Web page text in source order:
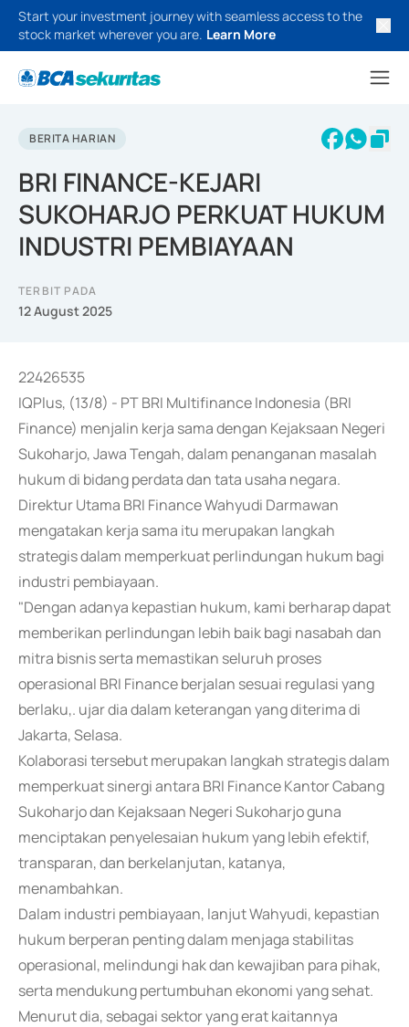
Start your investment journey with seamless access to the
stock market wherever you are. Learn More
BERITA HARIAN
BRI FINANCE-KEJARI
SUKOHARJO PERKUAT HUKUM
INDUSTRI PEMBIAYAAN
TERBIT PADA
12 August 2025
22426535
IQPlus, (13/8) - PT BRI Multifinance Indonesia (BRI
Finance) menjalin kerja sama dengan Kejaksaan Negeri
Sukoharjo, Jawa Tengah, dalam penanganan masalah
hukum di bidang perdata dan tata usaha negara.
Direktur Utama BRI Finance Wahyudi Darmawan
mengatakan kerja sama itu merupakan langkah
strategis dalam memperkuat perlindungan hukum bagi
industri pembiayaan.
"Dengan adanya kepastian hukum, kami berharap dapat
memberikan perlindungan lebih baik bagi nasabah dan
mitra bisnis serta memastikan seluruh proses
operasional BRI Finance berjalan sesuai regulasi yang
berlaku,. ujar dia dalam keterangan yang diterima di
Jakarta, Selasa.
Kolaborasi tersebut merupakan langkah strategis dalam
memperkuat sinergi antara BRI Finance Kantor Cabang
Sukoharjo dan Kejaksaan Negeri Sukoharjo guna
menciptakan penyelesaian hukum yang lebih efektif,
transparan, dan berkelanjutan, katanya,
menambahkan.
Dalam industri pembiayaan, lanjut Wahyudi, kepastian
hukum berperan penting dalam menjaga stabilitas
operasional, melindungi hak dan kewajiban para pihak,
serta mendukung pertumbuhan ekonomi yang sehat.
Menurut dia, sebagai sektor yang erat kaitannya